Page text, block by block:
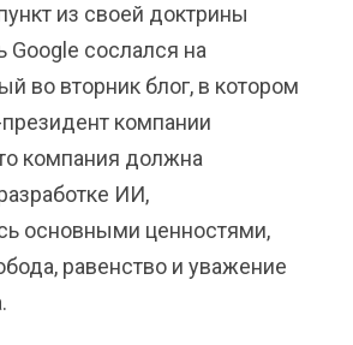
из своей доктрины
Google сослался на
во вторник блог, в котором
компании
компания должна
ИИ,
основными ценностями,
равенство и уважение